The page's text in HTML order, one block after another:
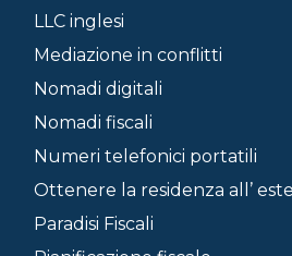
LLC inglesi
Mediazione in conflitti
Nomadi digitali
Nomadi fiscali
Numeri telefonici portatili
Ottenere la residenza all’
Paradisi Fiscali